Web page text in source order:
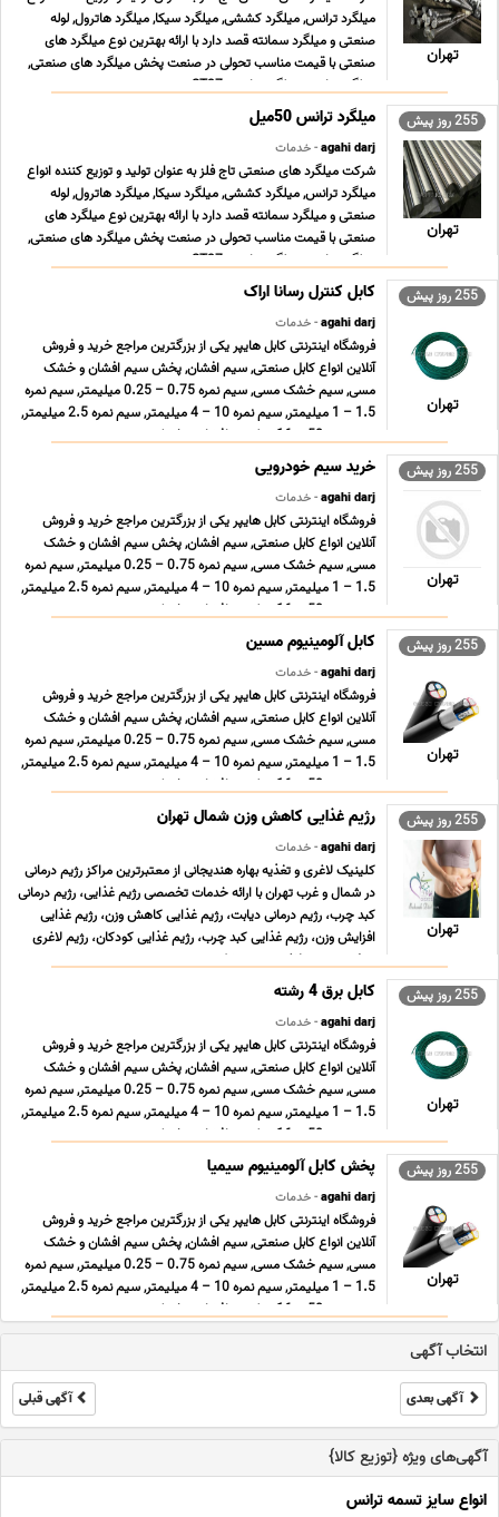
تهران
میلگرد ترانس, میلگرد کششی, میلگرد سیکا, میلگرد هاترول, لوله
صنعتی و میلگرد سمانته قصد دارد با ارائه بهترین نوع میلگرد های
صنعتی با قیمت مناسب تحولی در صنعت پخش میلگرد های صنعتی,
میلگرد ترانس, میلگرد ترانسی ST37 , می ... ...
255 روز پیش
تهران
agahi darj- خدمات
شرکت میلگرد های صنعتی تاج فلز به عنوان تولید و توزیع کننده انواع
میلگرد ترانس, میلگرد کششی, میلگرد سیکا, میلگرد هاترول, لوله
صنعتی و میلگرد سمانته قصد دارد با ارائه بهترین نوع میلگرد های
صنعتی با قیمت مناسب تحولی در صنعت پخش میلگرد های صنعتی,
میلگرد ترانس, میلگرد ترانسی ST37 , می ... ...
255 روز پیش
تهران
کابل کنترل رسانا اراک
agahi darj- خدمات
فروشگاه اینترنتی کابل هایپر یکی از بزرگترین مراجع خرید و فروش
آنلاین انواع کابل صنعتی, سیم افشان, پخش سیم افشان و خشک
مسی, سیم خشک مسی, سیم نمره 0.75 – 0.25 میلیمتر, سیم نمره
1.5 – 1 میلیمتر, سیم نمره 10 – 4 میلیمتر, سیم نمره 2.5 میلیمتر,
سیم نمره 50 – 16 میلیمتر افشان و خشک زمین ... ...
255 روز پیش
تهران
خرید سیم خودرویی
agahi darj- خدمات
فروشگاه اینترنتی کابل هایپر یکی از بزرگترین مراجع خرید و فروش
آنلاین انواع کابل صنعتی, سیم افشان, پخش سیم افشان و خشک
مسی, سیم خشک مسی, سیم نمره 0.75 – 0.25 میلیمتر, سیم نمره
1.5 – 1 میلیمتر, سیم نمره 10 – 4 میلیمتر, سیم نمره 2.5 میلیمتر,
سیم نمره 50 – 16 میلیمتر افشان و خشک زمین ... ...
255 روز پیش
تهران
کابل آلومینیوم مسین
agahi darj- خدمات
فروشگاه اینترنتی کابل هایپر یکی از بزرگترین مراجع خرید و فروش
آنلاین انواع کابل صنعتی, سیم افشان, پخش سیم افشان و خشک
مسی, سیم خشک مسی, سیم نمره 0.75 – 0.25 میلیمتر, سیم نمره
1.5 – 1 میلیمتر, سیم نمره 10 – 4 میلیمتر, سیم نمره 2.5 میلیمتر,
سیم نمره 50 – 16 میلیمتر افشان و خشک زمین ... ...
255 روز پیش
تهران
رژیم غذایی کاهش وزن شمال تهران
agahi darj- خدمات
کلینیک لاغری و تغذیه بهاره هندیجانی از معتبرترین مراکز رژیم درمانی
در شمال و غرب تهران با ارائه خدمات تخصصی رژیم غذایی، رژیم درمانی
کبد چرب، رژیم درمانی دیابت، رژیم غذایی کاهش وزن، رژیم غذایی
افزایش وزن، رژیم غذایی کبد چرب، رژیم غذایی کودکان، رژیم لاغری
موضعی، رژیم لاغری سریع شکم ... ...
255 روز پیش
تهران
کابل برق 4 رشته
agahi darj- خدمات
فروشگاه اینترنتی کابل هایپر یکی از بزرگترین مراجع خرید و فروش
آنلاین انواع کابل صنعتی, سیم افشان, پخش سیم افشان و خشک
مسی, سیم خشک مسی, سیم نمره 0.75 – 0.25 میلیمتر, سیم نمره
1.5 – 1 میلیمتر, سیم نمره 10 – 4 میلیمتر, سیم نمره 2.5 میلیمتر,
سیم نمره 50 – 16 میلیمتر افشان و خشک زمین ... ...
255 روز پیش
تهران
پخش کابل آلومینیوم سیمیا
agahi darj- خدمات
فروشگاه اینترنتی کابل هایپر یکی از بزرگترین مراجع خرید و فروش
آنلاین انواع کابل صنعتی, سیم افشان, پخش سیم افشان و خشک
مسی, سیم خشک مسی, سیم نمره 0.75 – 0.25 میلیمتر, سیم نمره
1.5 – 1 میلیمتر, سیم نمره 10 – 4 میلیمتر, سیم نمره 2.5 میلیمتر,
سیم نمره 50 – 16 میلیمتر افشان و خشک زمین ... ...
انتخاب آگهی
آگهی بعدی آگهی قبلی
آگهی‌های ویژه {توزیع کالا}